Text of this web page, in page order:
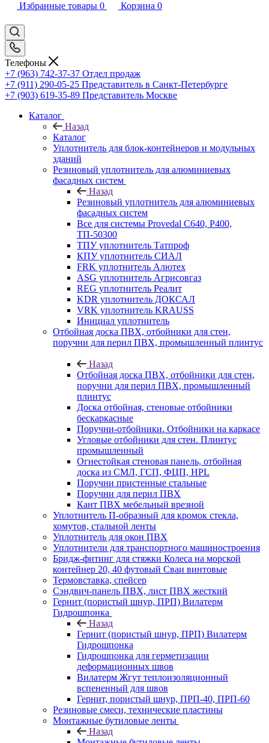
Избранные товары 0 Корзина 0
Телефоны
+7 (963) 742-37-37 Отдел продаж
+7 (911) 290-05-25 Представитель в Санкт-Петербурге
+7 (903) 619-35-89 Представитель Москве
Каталог
Назад
Каталог
Уплотнитель для блок-контейнеров и модульных
зданий
Резиновый уплотнитель для алюминиевых
фасадных систем
Назад
Резиновый уплотнитель для алюминиевых
фасадных систем
Все для системы Provedal С640, Р400,
ТП-50300
ТПУ уплотнитель Татпроф
КПУ уплотнитель СИАЛ
FRK уплотнитель Алютех
ASG уплотнитель Агрисовгаз
REG уплотнитель Реалит
KDR уплотнитель ДОКСАЛ
VRK уплотнитель KRAUSS
Инициал уплотнитель
Отбойная доска ПВХ, отбойники для стен,
поручни для перил ПВХ, промышленный плинтус
Назад
Отбойная доска ПВХ, отбойники для стен,
поручни для перил ПВХ, промышленный
плинтус
Доска отбойная, стеновые отбойники
бескаркасные
Поручни-отбойники. Отбойники на каркасе
Угловые отбойники для стен. Плинтус
промышленный
Огнестойкая стеновая панель, отбойная
доска из СМЛ, ГСП, ФЦП, HPL
Поручни пристенные стальные
Поручни для перил ПВХ
Кант ПВХ мебельный врезной
Уплотнитель П-образный для кромок стекла,
хомутов, стальной ленты
Уплотнитель для окон ПВХ
Уплотнители для транспортного машиностроения
Бридж-фитинг для стяжки Колеса на морской
контейнер 20, 40 футовый Сваи винтовые
Термовставка, спейсер
Сэндвич-панель ПВХ, лист ПВХ жесткий
Гернит (пористый шнур, ПРП) Вилатерм
Гидрошпонка
Назад
Гернит (пористый шнур, ПРП) Вилатерм
Гидрошпонка
Гидрошпонка для герметизации
деформационных швов
Вилатерм Жгут теплоизоляционный
вспененный для швов
Гернит, пористый шнур, ПРП-40, ПРП-60
Резиновые смеси, технические пластины
Монтажные бутиловые ленты
Назад